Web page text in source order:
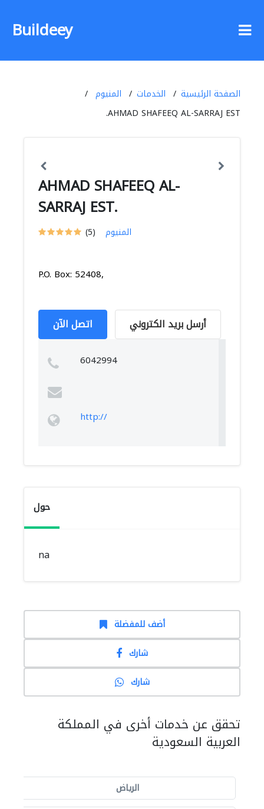
Buildeey
الصفحة الرئيسية الخدمات
المنيوم
AHMAD SHAFEEQ AL-SARRAJ EST.
AHMAD SHAFEEQ AL-
SARRAJ EST.
(5) المنيوم
P.O. Box: 52408,
اتصل الآن أرسل بريد الكتروني
6042994
http://
حول
na
أضف للمفضلة
شارك
شارك
تحقق عن خدمات أخرى في المملكة
العربية السعودية
الرياض